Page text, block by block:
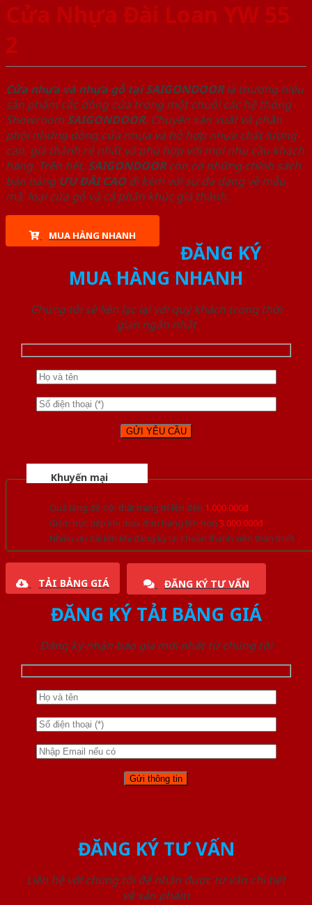
Cửa Nhựa Đài Loan YW 55
2
Cửa nhựa và nhựa gỗ tại SAIGONDOORlà thương hiệu
sản phẩm các dòng cửa trong một chuỗi các hệ thống
Showroom SAIGONDOOR. Chuyên sản xuất và phân
phối những dòng cửa nhựa và hỗ hợp nhựa chất lượng
cao, giá thành rẻ nhất và phù hợp với mọi nhu cầu khách
hàng. Trên hết, SAIGONDOORcòn có những chính sách
bán hàng ƯU ĐÃI CAOđi kèm với sự đa dạng về mẫu
mã, loại cửa gỗ và cả phân khúc giá thành.
MUA HÀNG NHANH
ĐĂNG KÝ
MUA HÀNG NHANH
Chúng tôi sẽ liên lạc lại với quý khách trong thời
gian ngắn nhất
Khuyến mại
Quà tặng đồ nội thất trang trí lên đến 1.000.000đ
Giảm trực tiếp khi mua đơn hàng lớn hơn 3.000.000đ
Nhiều ưu đãi lớn khi đăng ký tài khoản thành viên thân thiết
TẢI BẢNG GIÁ ĐĂNG KÝ TƯ VẤN
ĐĂNG KÝ TẢI BẢNG GIÁ
Đăng ký nhận báo giá mới nhất từ chúng tôi
ĐĂNG KÝ TƯ VẤN
Liên hệ với chúng tôi để nhận được tư vấn chi tiết
về sản phẩm